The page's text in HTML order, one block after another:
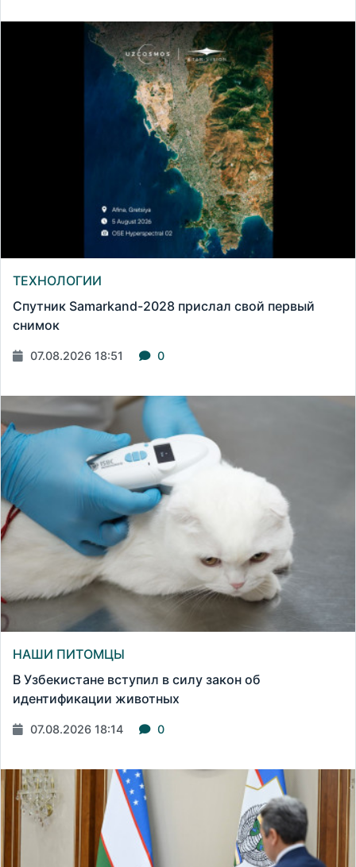
ТЕХНОЛОГИИ
Спутник Samarkand-2028 прислал свой первый
снимок
07.08.2026 18:51 0
НАШИ ПИТОМЦЫ
В Узбекистане вступил в силу закон об
идентификации животных
07.08.2026 18:14 0